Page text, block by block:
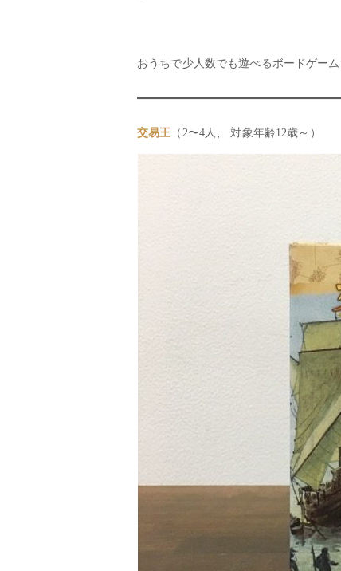
おうちで少人数でも遊べるボードゲーム
交易王 （2〜4人、 対象年齢12歳～）